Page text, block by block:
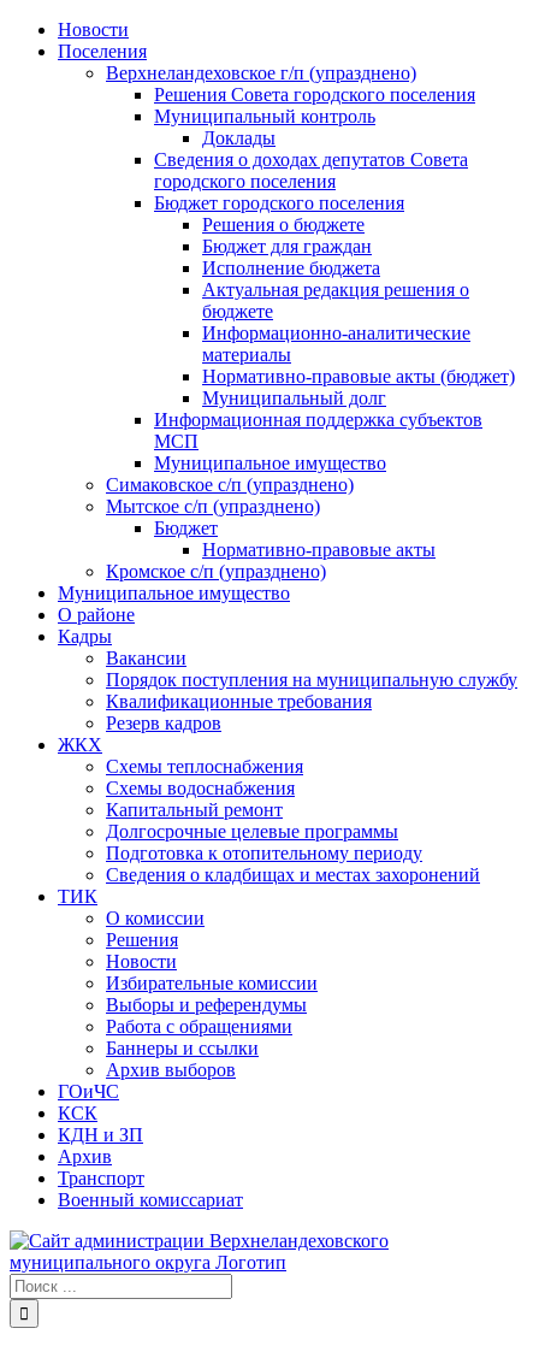
Skip
Новости
Поселения
Верхнеландеховское г/п (упразднено)
Решения Совета городского поселения
Муниципальный контроль
Доклады
Сведения о доходах депутатов Совета
городского поселения
Бюджет городского поселения
Решения о бюджете
Бюджет для граждан
Исполнение бюджета
Актуальная редакция решения о
бюджете
Информационно-аналитические
материалы
Нормативно-правовые акты (бюджет)
Муниципальный долг
Информационная поддержка субъектов
МСП
Муниципальное имущество
Симаковское с/п (упразднено)
Мытское с/п (упразднено)
Бюджет
Нормативно-правовые акты
Кромское с/п (упразднено)
Муниципальное имущество
О районе
Кадры
Вакансии
Порядок поступления на муниципальную службу
Квалификационные требования
Резерв кадров
ЖКХ
Схемы теплоснабжения
Схемы водоснабжения
Капитальный ремонт
Долгосрочные целевые программы
Подготовка к отопительному периоду
Сведения о кладбищах и местах захоронений
ТИК
О комиссии
Решения
Новости
Избирательные комиссии
Выборы и референдумы
Работа с обращениями
Баннеры и ссылки
Архив выборов
ГОиЧС
КСК
КДН и ЗП
Архив
Транспорт
Военный комиссариат
Результат
поиска: